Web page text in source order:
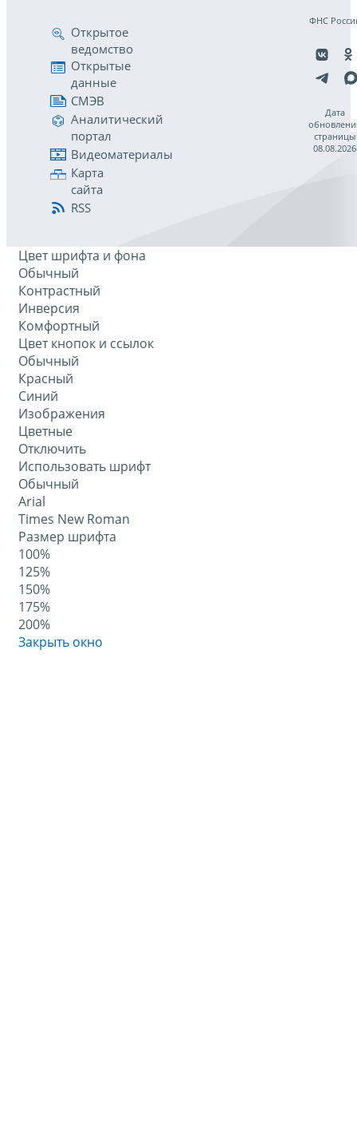
Открытое
ведомство
Открытые
данные
СМЭВ
Аналитический
портал
Видеоматериалы
Карта
сайта
RSS
ФНС
Дата
страницы
08.08.2026
Цвет шрифта и фона
Обычный
Контрастный
Инверсия
Комфортный
Цвет кнопок и ссылок
Обычный
Красный
Синий
Изображения
Цветные
Отключить
Использовать шрифт
Обычный
Arial
Times New Roman
Размер шрифта
100%
125%
150%
175%
200%
Закрыть окно